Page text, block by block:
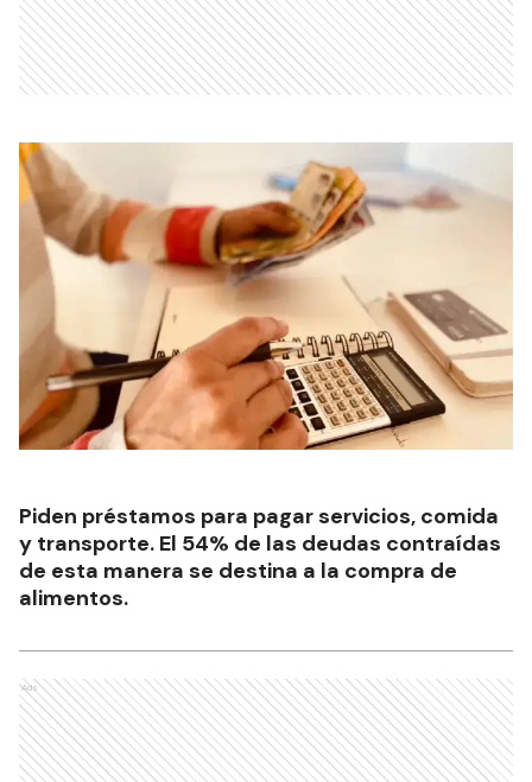
Piden préstamos para pagar servicios, comida
y transporte. El 54% de las deudas contraídas
de esta manera se destina a la compra de
alimentos.
Ads